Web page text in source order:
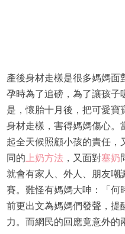
產後身材走樣是很多媽媽面
孕時為了追磅，為了讓孩子
是，懷胎十月後，把可愛寶
身材走樣，害得媽媽傷心。
起全天候照顧小孩的責任，
同的 上奶方法，又面對塞奶
就會有家人、外人、朋友嘲
賽。難怪有媽媽大呻：「何
前更出文為媽媽們發聲，提
力。而網民的回應竟意外的